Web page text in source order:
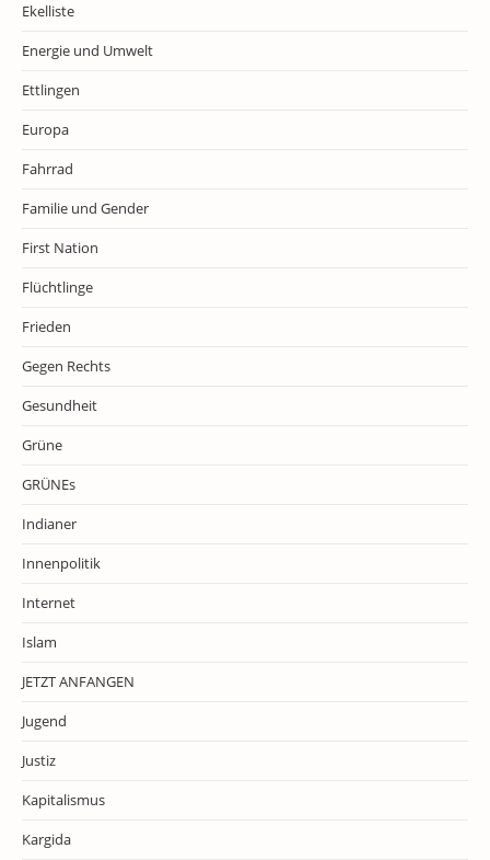
Ekelliste
Energie und Umwelt
Ettlingen
Europa
Fahrrad
Familie und Gender
First Nation
Flüchtlinge
Frieden
Gegen Rechts
Gesundheit
Grüne
GRÜNEs
Indianer
Innenpolitik
Internet
Islam
JETZT ANFANGEN
Jugend
Justiz
Kapitalismus
Kargida